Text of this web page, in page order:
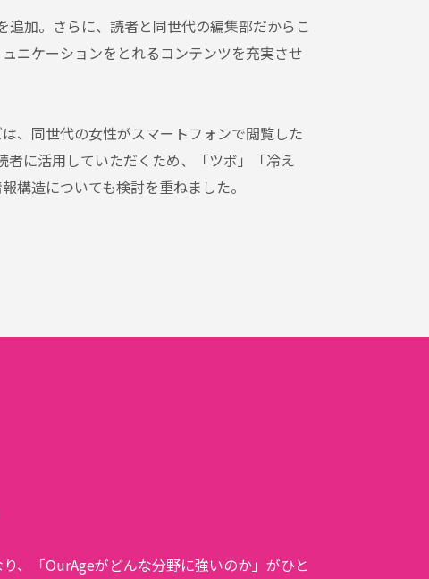
加。さらに、読者と同世代の編集部だからこ
ニケーションをとれるコンテンツを充実させ
、同世代の女性がスマートフォンで閲覧した
に活用していただくため、「ツボ」「冷え
構造についても検討を重ねました。
、「OurAgeがどんな分野に強いのか」がひと